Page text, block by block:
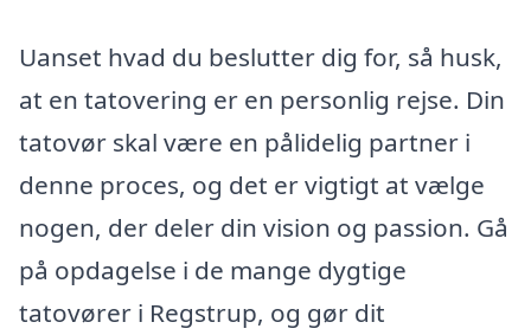
Uanset hvad du beslutter dig for, så husk,
at en tatovering er en personlig rejse. Din
tatovør skal være en pålidelig partner i
denne proces, og det er vigtigt at vælge
nogen, der deler din vision og passion. Gå
på opdagelse i de mange dygtige
tatovører i Regstrup, og gør dit